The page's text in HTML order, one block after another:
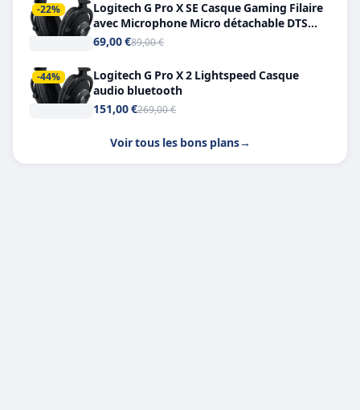
-22%
Logitech G Pro X SE Casque Gaming Filaire
avec Microphone Micro détachable DTS
Headphone X 7.1
69,00 €89,00 €
-44%
Logitech G Pro X 2 Lightspeed Casque
audio bluetooth
151,00 €269,00 €
Voir tous les bons plans→